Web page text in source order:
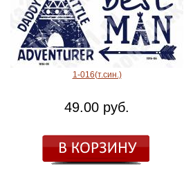
1-016(т.син.)
49.00 руб.